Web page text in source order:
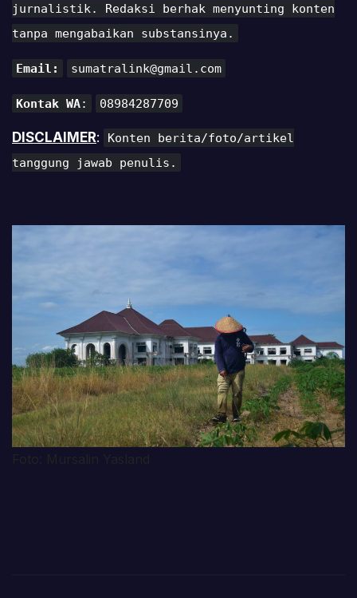
jurnalistik. Redaksi berhak menyunting konten
tanpa mengabaikan substansinya.
Email: sumatralink@gmail.com
Kontak WA: 08984287709
DISCLAIMER:
Konten berita/foto/artikel
tanggung jawab penulis.